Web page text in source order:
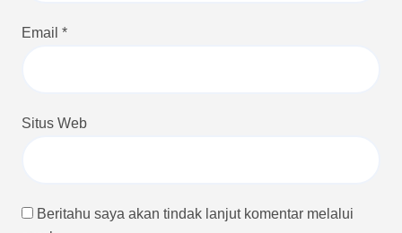
Email *
Situs Web
Beritahu saya akan tindak lanjut komentar melalui